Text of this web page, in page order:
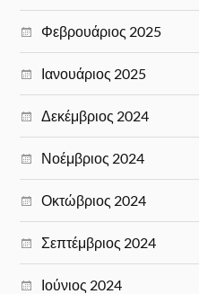
Φεβρουάριος 2025
Ιανουάριος 2025
Δεκέμβριος 2024
Νοέμβριος 2024
Οκτώβριος 2024
Σεπτέμβριος 2024
Ιούνιος 2024